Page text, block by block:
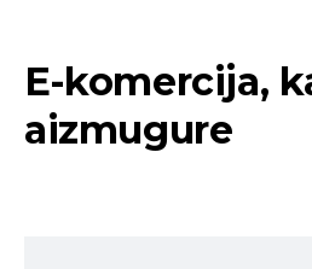
E-komercija,
aizmugure